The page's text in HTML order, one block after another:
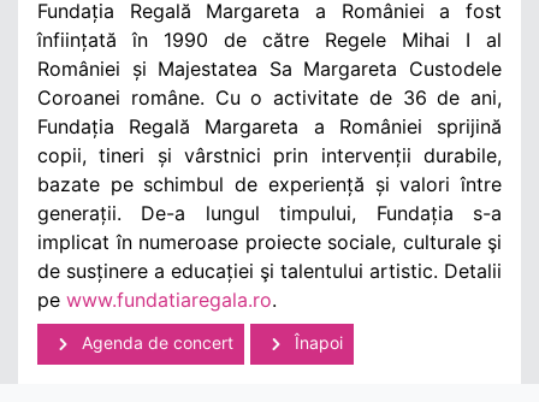
Fundația Regală Margareta a României a fost
înființată în 1990 de către Regele Mihai I al
României și Majestatea Sa Margareta Custodele
Coroanei române. Cu o activitate de 36 de ani,
Fundația Regală Margareta a României sprijină
copii, tineri și vârstnici prin intervenții durabile,
bazate pe schimbul de experiență și valori între
generații. De-a lungul timpului, Fundația s-a
implicat în numeroase proiecte sociale, culturale şi
de susținere a educației şi talentului artistic. Detalii
pe www.fundatiaregala.ro.
Agenda de concert Înapoi